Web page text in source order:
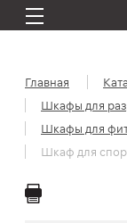
Главная
Шкафы для
Шкафы для
Шкаф для